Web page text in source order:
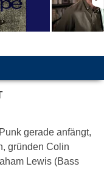
gerade anfängt,
gründen Colin
Lewis (Bass